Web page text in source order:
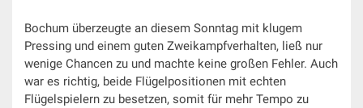
Bochum überzeugte an diesem Sonntag mit klugem
Pressing und einem guten Zweikampfverhalten, ließ nur
wenige Chancen zu und machte keine großen Fehler. Auch
war es richtig, beide Flügelpositionen mit echten
Flügelspielern zu besetzen, somit für mehr Tempo zu